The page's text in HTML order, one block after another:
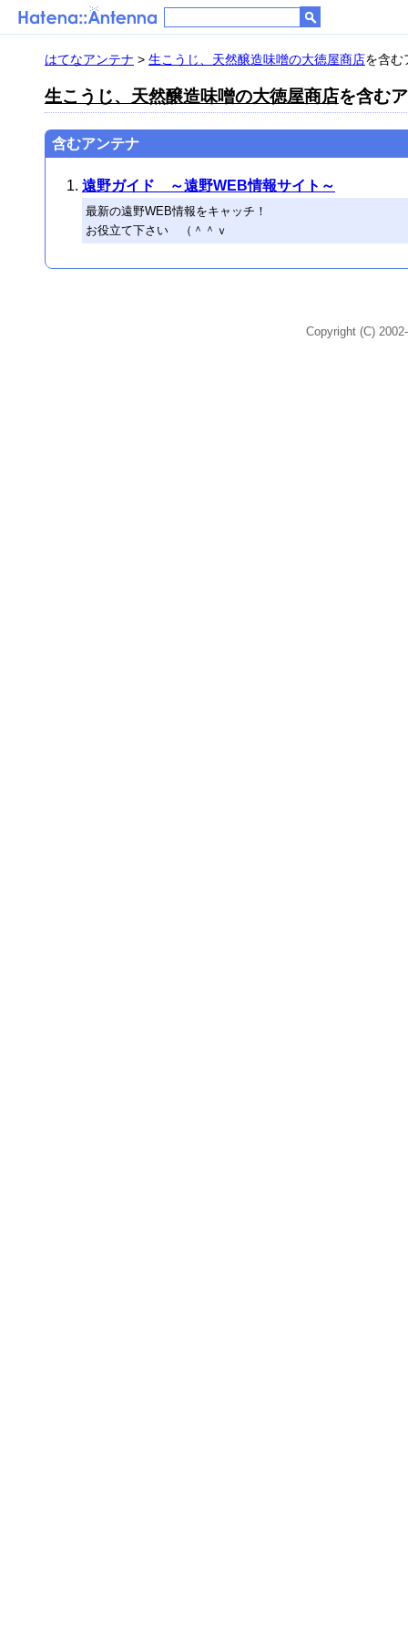
はてなアンテナ > 生こうじ、天然醸造味噌の大徳屋商店を含む
生こうじ、天然醸造味噌の大徳屋商店を含む
含むアンテナ
遠野ガイド ～遠野WEB情報サイト～
最新の遠野WEB情報をキャッチ！
お役立て下さい （＾＾ｖ
Copyright (C)